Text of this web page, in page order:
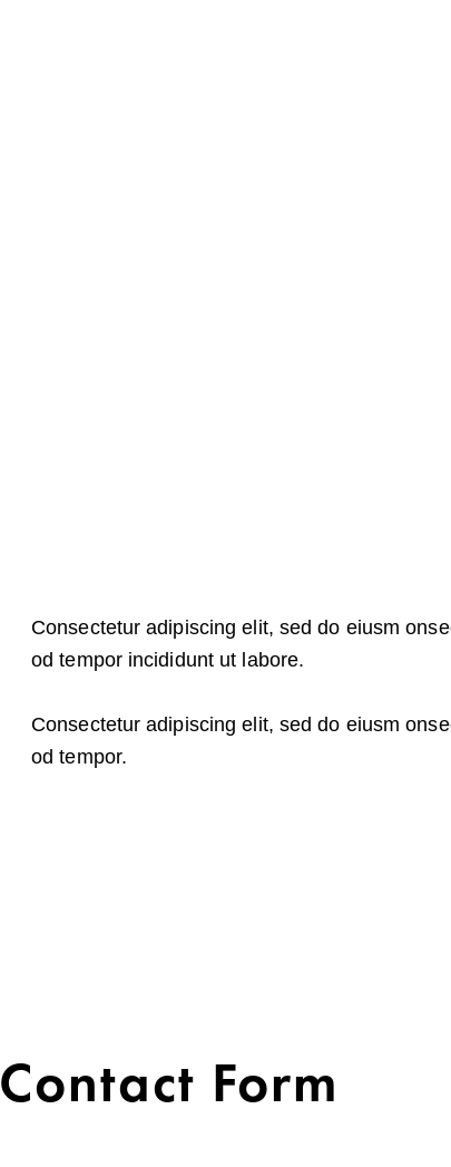
Consectetur adipiscing elit, sed do eiusm
od tempor incididunt ut labore.
Consectetur adipiscing elit, sed do eiusm
od tempor.
Contact Form